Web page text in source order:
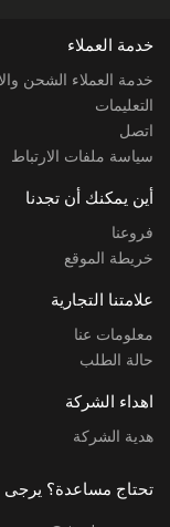
خدمة العملاء
خدمة العملاء الشحن
التعليمات
اتصل
سياسة ملفات الارتباط
أين يمكنك أن تجدنا
فروعنا
خريطة الموقع
علامتنا التجارية
معلومات عنا
حالة الطلب
اهداء الشركة
هدية الشركة
تحتاج مساعدة؟ يرجى